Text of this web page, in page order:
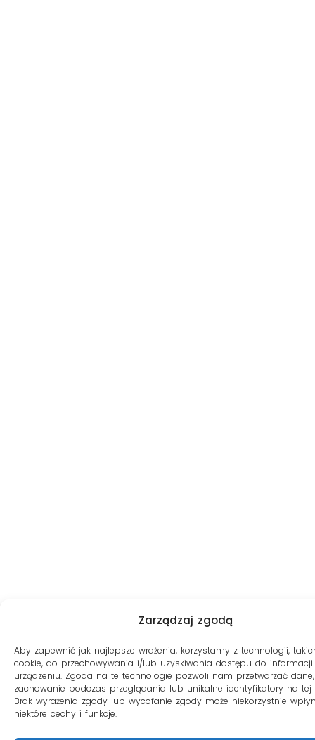
Zarządzaj zgodą
Aby zapewnić jak najlepsze wrażenia, korzystamy z technologii,
cookie, do przechowywania i/lub uzyskiwania dostępu do
urządzeniu. Zgoda na te technologie pozwoli nam przetwarzać
zachowanie podczas przeglądania lub unikalne identyfikatory na tej
Brak wyrażenia zgody lub wycofanie zgody może niekorzystnie
niektóre cechy i funkcje.